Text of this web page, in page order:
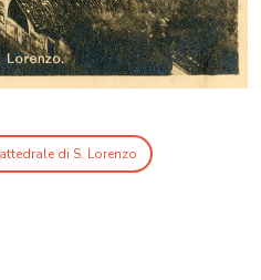
di S. Lorenzo